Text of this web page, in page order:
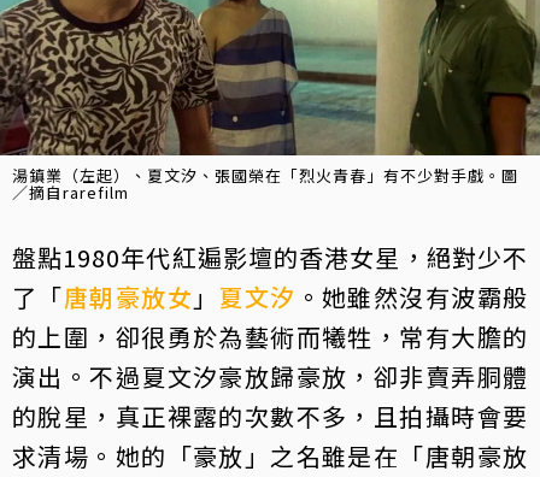
湯鎮業（左起）、夏文汐、張國榮在「烈火青春」有不少對手戲。圖
／摘自rarefilm
盤點1980年代紅遍影壇的香港女星，絕對少不
了「唐朝豪放女 」 夏文汐 。她雖然沒有波霸般
的上圍，卻很勇於為藝術而犧牲，常有大膽的
演出。不過夏文汐豪放歸豪放，卻非賣弄胴體
的脫星，真正裸露的次數不多，且拍攝時會要
求清場。她的「豪放」之名雖是在「唐朝豪放